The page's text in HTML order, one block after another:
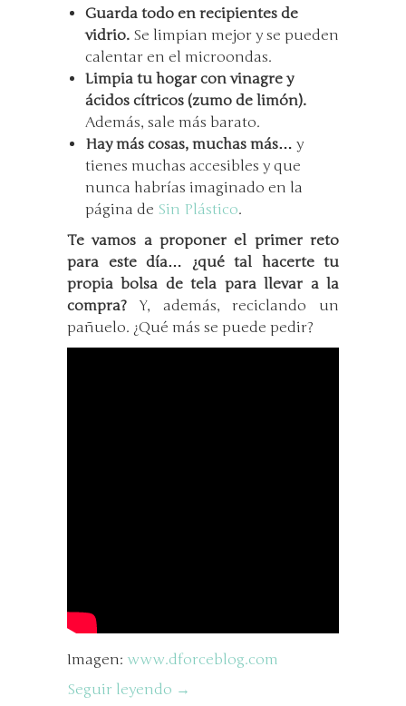
Guarda todo en recipientes de
vidrio. Se limpian mejor y se pueden
calentar en el microondas.
Limpia tu hogar con vinagre y
ácidos cítricos (zumo de limón).
Además, sale más barato.
Hay más cosas, muchas más… y
tienes muchas accesibles y que
nunca habrías imaginado en la
página de Sin Plástico.
Te vamos a proponer el primer reto
para este día… ¿qué tal hacerte tu
propia bolsa de tela para llevar a la
compra? Y, además, reciclando un
pañuelo. ¿Qué más se puede pedir?
Imagen: www.dforceblog.com
Seguir leyendo →